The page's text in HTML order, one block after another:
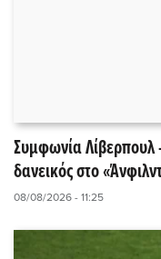
Συμφωνία
δανεικός στο
08/08/2026 - 11:25